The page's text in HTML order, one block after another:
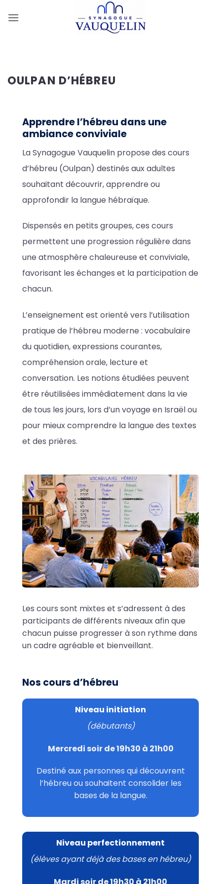
au
OULPAN D’HÉBREU
Apprendre l’hébreu dans une
ambiance conviviale
La Synagogue Vauquelin propose des cours
d’hébreu (Oulpan) destinés aux adultes
souhaitant découvrir, apprendre ou
approfondir la langue hébraïque.
Dispensés en petits groupes, ces cours
permettent une progression régulière dans
une atmosphère chaleureuse et conviviale,
favorisant les échanges et la participation de
chacun.
L’enseignement est orienté vers l’utilisation
pratique de l’hébreu moderne : vocabulaire
du quotidien, expressions courantes,
compréhension orale, lecture et
conversation. Les notions étudiées peuvent
être réutilisées immédiatement dans la vie
de tous les jours, lors d’un voyage en Israël ou
pour mieux comprendre la langue des textes
et des prières.
Les cours sont mixtes et s’adressent à des
participants de différents niveaux afin que
chacun puisse progresser à son rythme dans
un cadre agréable et bienveillant.
Nos cours d’hébreu
Niveau initiation
(débutants)
Mercredi soir de 19h30 à 21h00
Destiné aux personnes qui découvrent
l’hébreu ou souhaitent consolider les
bases de la langue.
Niveau perfectionnement
(élèves ayant déjà des bases en hébreu)